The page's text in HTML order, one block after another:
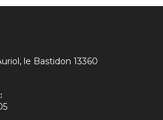
le Bastidon 13360